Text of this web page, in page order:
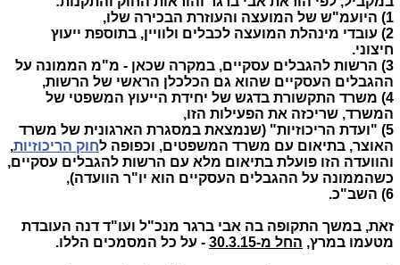
1) היועמ"ש של המועצה והעוזרת הבכירה שלו,
2) עובדי מינהלת המועצה לכבלים ולוויין, בתוספת ייעוץ
חיצוני.
3) הרשות להגבלים עסקיים, במקרה שכאן - מ"מ הממונה על
ההגבלים העסקיים שהוא גם הכלכלן הראשי של הרשות,
4) משרד התקשורת בדגש של יחידת הייעוץ המשפטי של
המשרד, שריכזה את הפעילות הזו,
5) "ועדת הריכוזיות" (שנמצאת במסגרת הארגונית של משרד
האוצר, בתיאום עם משרד המשפטים, וכפופה לחוק הריכוזיות,
והוועדה הזו פועלת בתיאום מלא עם הרשות להגבלים עסקיים,
כשהממונה על ההגבלים העסקיים הוא יו"ר הוועדה),
6) השב"כ.
זאת, במשך התקופה בה אבי ברגר מנכ"ל ועו"ד דנה העובדת
מטעמו במרץ, החל מ-30.3.15 - על כל המסמכים הללו.